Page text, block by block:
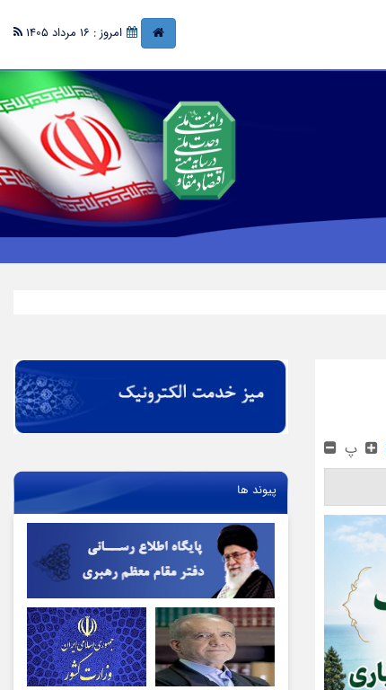
امروز : 16 مرداد 1405
پ
پیوند ها